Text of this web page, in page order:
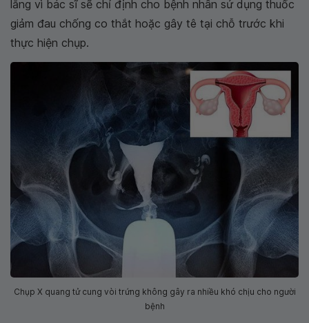
lắng vì bác sĩ sẽ chỉ định cho bệnh nhân sử dụng thuốc
giảm đau chống co thắt hoặc gây tê tại chỗ trước khi
thực hiện chụp.
Chụp X quang tử cung vòi trứng không gây ra nhiều khó chịu cho người
bệnh